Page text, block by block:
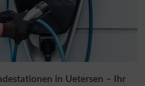
in Uetersen – Ihr